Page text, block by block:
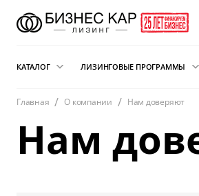
КАТАЛОГ
Новые автомобили
Автомобили с пробегом
Легковые автомобили
ЛИЗИНГОВЫЕ ПРОГРАММЫ
Финансовый лизинг
Операционная
Лизинг для ИП
Главная О компании Нам доверяют
Нам